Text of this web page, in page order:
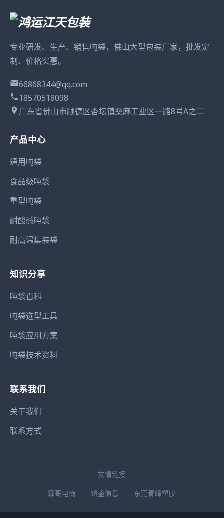
专业研发、生产、销售吨袋，佛山大型包装厂家，批发定
制、价格实惠。
66868344@qq.com
18570518098
广东省佛山市顺德区杏坛镇桑麻工业区一路8号A之二
产品中心
通用吨袋
食品级吨袋
重型吨袋
耐酸碱吨袋
耐高温集装袋
知识分享
吨袋百科
吨袋选型工具
吨袋应用方案
吨袋技术资料
联系我们
关于我们
联系方式
友情链接
霖哥电商
铂盛信息 东莞青峰塑胶